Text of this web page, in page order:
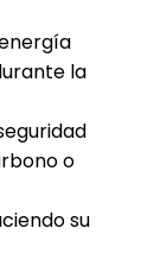
la
o
su